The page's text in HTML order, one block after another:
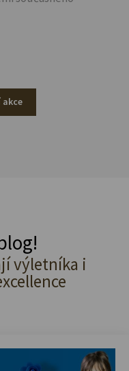
akce
výletníka i